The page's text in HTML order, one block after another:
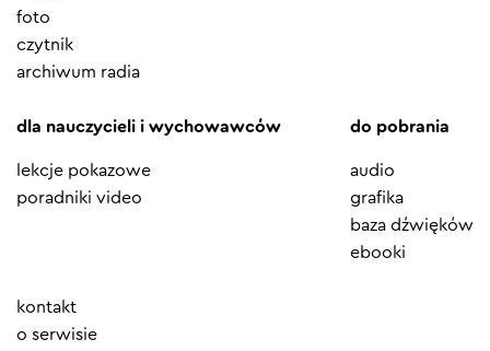
foto
czytnik
archiwum radia
dla nauczycieli i wychowawców
lekcje pokazowe
poradniki video
do pobrania
audio
grafika
baza dźwięków
ebooki
Element
menu
kontakt
o serwisie